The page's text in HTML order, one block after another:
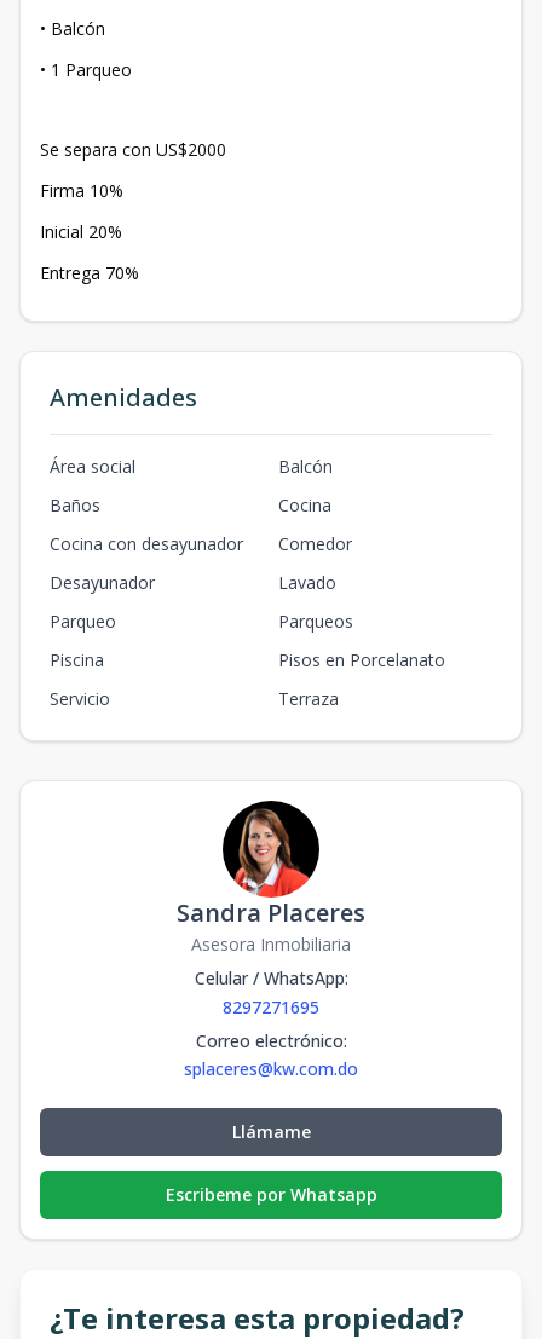
• Balcón
• 1 Parqueo
Se separa con US$2000
Firma 10%
Inicial 20%
Entrega 70%
Amenidades
Área social
Balcón
Baños
Cocina
Cocina con desayunador
Comedor
Desayunador
Lavado
Parqueo
Parqueos
Piscina
Pisos en Porcelanato
Servicio
Terraza
Sandra Placeres
Asesora Inmobiliaria
Celular / WhatsApp:
8297271695
Correo electrónico:
splaceres@kw.com.do
Llámame
Escribeme por Whatsapp
¿Te interesa esta propiedad?